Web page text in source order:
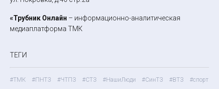
«Трубник Онлайн – информационно-аналитическая
медиаплатформа ТМК
ТЕГИ
#ТМК #ПНТЗ #ЧТПЗ #СТЗ #НашиЛюди #СинТЗ #ВТЗ #спорт